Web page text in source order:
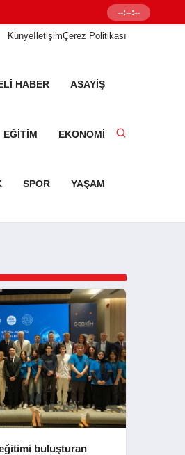
Senetleal.com
--:--:--
KünyeİletişimÇerez Politikası
HABER ASAYIŞ
EĞITIM EKONOMI
SPOR YAŞAM
buluşturan